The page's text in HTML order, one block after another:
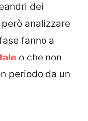
dei
analizzare
fanno a
o che non
periodo da un